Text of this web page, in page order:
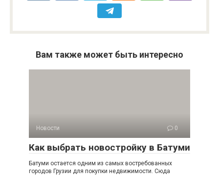
Вам также может быть интересно
Новости 0
Как выбрать новостройку в Батуми
Батуми остается одним из самых востребованных
городов Грузии для покупки недвижимости. Сюда